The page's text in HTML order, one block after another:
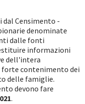
Censimento -
denominate
dalle fonti
informazioni
dell'intera
forte contenimento dei
delle famiglie.
devono fare
.